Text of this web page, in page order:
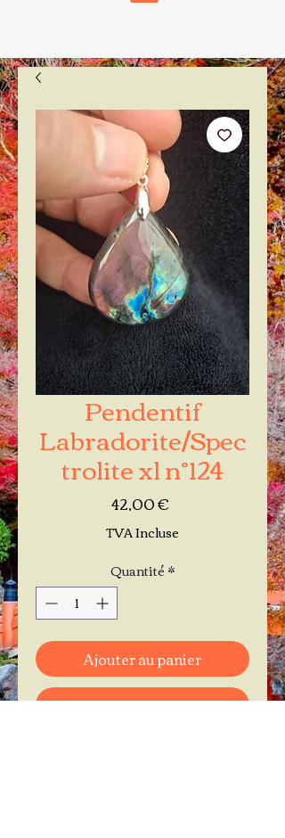
Pendentif
Labradorite/Spec
trolite xl n°124
42,00 €Prix
TVA Incluse
Quantité*
Ajouter au panier
Commander et payer